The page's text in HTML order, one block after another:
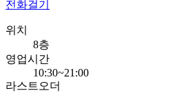
전화걸기
위치
8층
영업시간
10:30~21:00
라스트오더